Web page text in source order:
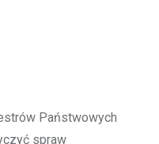
Państwowych
spraw